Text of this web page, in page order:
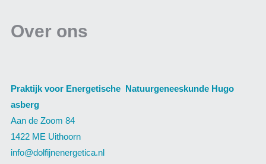
Over ons
Praktijk voor Energetische Natuurgeneeskunde Hugo
asberg
Aan de Zoom 84
1422 ME Uithoorn
info@dolfijnenergetica.nl